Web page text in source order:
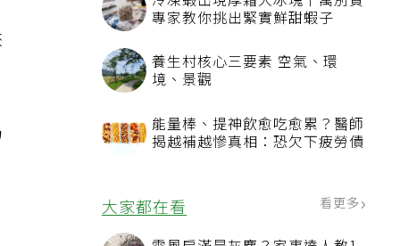
冷凍蝦出現厚霜大冰塊千萬別買
專家教你挑出緊實鮮甜蝦子
養生村核心三要素 空氣、環
境、景觀
能量棒、提神飲愈吃愈累？醫師
揭越補越慘真相：恐欠下疲勞債
大家都在看